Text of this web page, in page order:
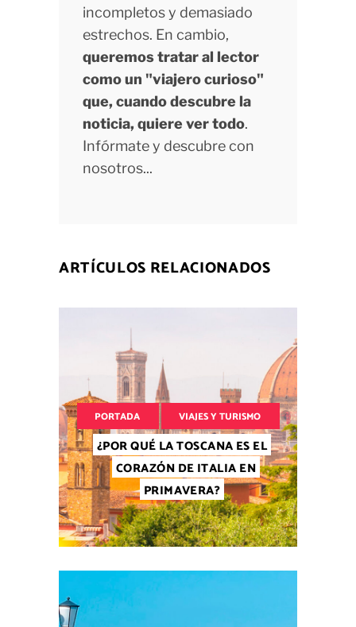
incompletos y demasiado
estrechos. En cambio,
queremos tratar al lector
como un "viajero curioso"
que, cuando descubre la
noticia, quiere ver todo.
Infórmate y descubre con
nosotros...
ARTÍCULOS RELACIONADOS
PORTADA VIAJES Y TURISMO
¿POR QUÉ LA TOSCANA ES EL
CORAZÓN DE ITALIA EN
PRIMAVERA?